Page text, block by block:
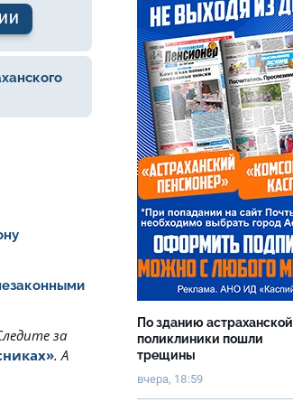
за
. А
По зданию астраханской
поликлиники пошли
трещины
вчера, 18:59